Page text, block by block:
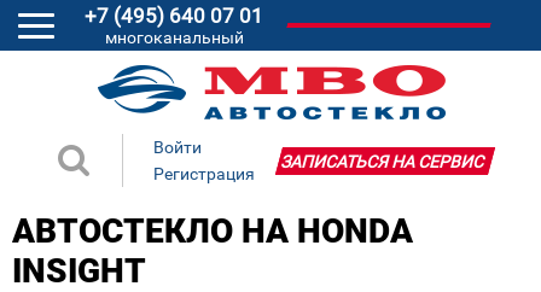
+7 (495) 640 07 01
многоканальный
Войти
Регистрация
ЗАПИСАТЬСЯ НА СЕРВИС
АВТОСТЕКЛО НА HONDA
INSIGHT